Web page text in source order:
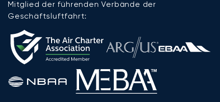
Mitglied der führenden Verbände der
Geschäftsluftfahrt: